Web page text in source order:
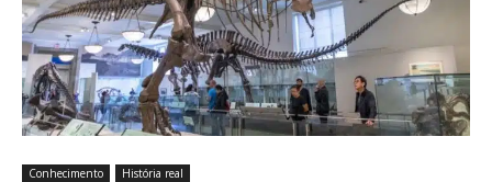
Conhecimento História real